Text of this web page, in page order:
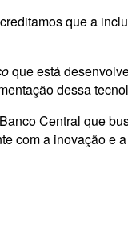
que a
que está
dessa
Central que
com a inovação e